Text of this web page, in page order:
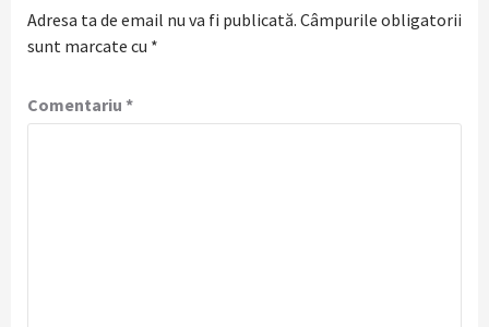
Adresa ta de email nu va fi publicată. Câmpurile obligatorii
sunt marcate cu *
Comentariu *